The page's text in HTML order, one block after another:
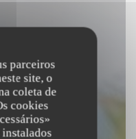
parceiros
site, o
coleta de
cookies